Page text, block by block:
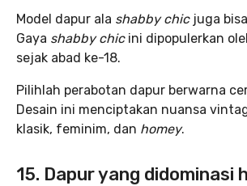
Model dapur ala shabby chic juga
Gaya shabby chicini dipopulerkan
sejak abad ke-18.
Pilihlah perabotan dapur berwarna
Desain ini menciptakan nuansa
klasik, feminim, dan homey.
15. Dapur yang didominasi